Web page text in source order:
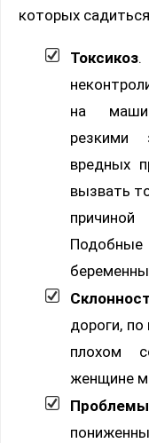
которых
Токсикоз.
на
резкими
вредных
вызвать
Подобные
дороги,
плохом
женщине